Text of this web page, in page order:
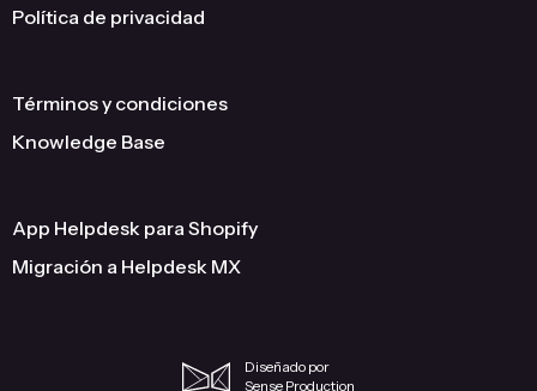
Política de privacidad
Términos y condiciones
Knowledge Base
App Helpdesk para Shopify
Migración a Helpdesk MX
Diseñado por
Sense Production